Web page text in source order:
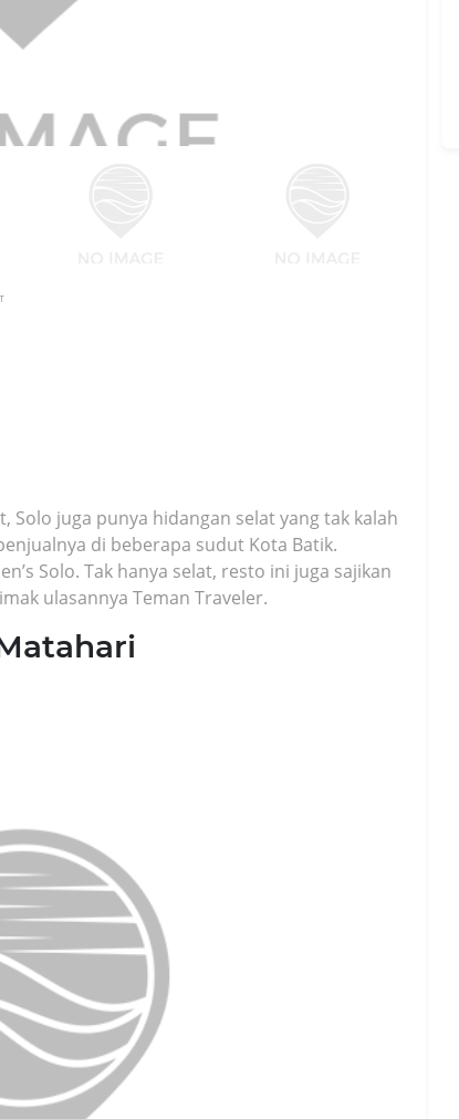
Solo juga punya hidangan selat yang tak kalah
di beberapa sudut Kota Batik.
Solo. Tak hanya selat, resto ini juga sajikan
ulasannya Teman Traveler.